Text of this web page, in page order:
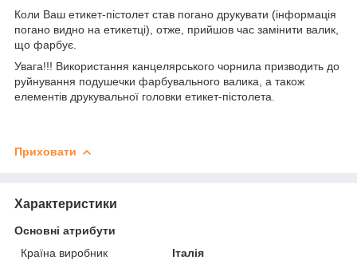
Коли Ваш етикет-пістолет став погано друкувати (інформація
погано видно на етикетці), отже, прийшов час замінити валик,
що фарбує.
Увага!!! Використання канцелярського чорнила призводить до
руйнування подушечки фарбувального валика, а також
елементів друкувальної головки етикет-пістолета.
Приховати
Характеристики
Основні атрибути
Країна виробник
Італія